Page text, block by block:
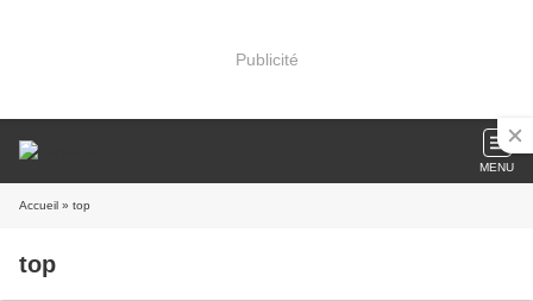
Publicité
MENU
Accueil » top
top